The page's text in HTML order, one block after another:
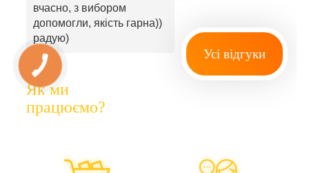
вчасно, з вибором
допомогли, якість гарна))
радую)
Усі відгуки
Як ми
працюємо?